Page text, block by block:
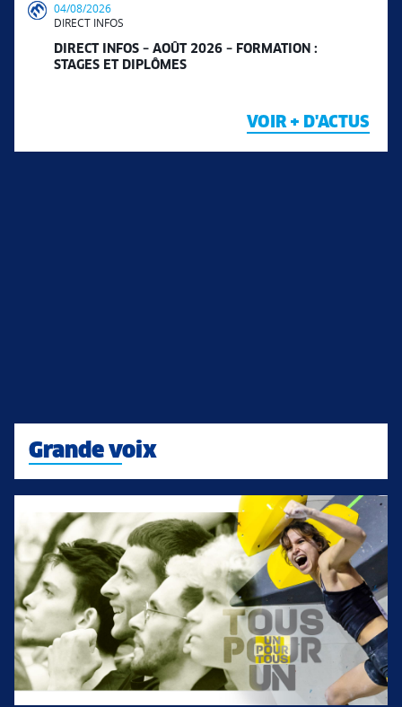
04/08/2026
DIRECT INFOS
DIRECT INFOS – AOÛT 2026 – FORMATION :
STAGES ET DIPLÔMES
VOIR + D'ACTUS
Grande voix